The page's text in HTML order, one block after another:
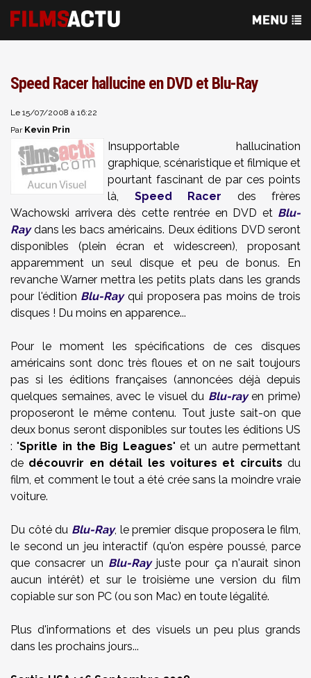
Speed Racer hallucine en DVD et Blu-Ray
Le 15/07/2008 à 16:22
Par Kevin Prin
Insupportable hallucination
graphique, scénaristique et filmique et
pourtant fascinant de par ces points
là, Speed Racer des frères
Wachowski arrivera dès cette rentrée en DVD et Blu-
Raydans les bacs américains. Deux éditions DVD seront
disponibles (plein écran et widescreen), proposant
apparemment un seul disque et peu de bonus. En
revanche Warner mettra les petits plats dans les grands
pour l'édition Blu-Rayqui proposera pas moins de trois
disques ! Du moins en apparence...
Pour le moment les spécifications de ces disques
américains sont donc très floues et on ne sait toujours
pas si les éditions françaises (annoncées déjà depuis
quelques semaines, avec le visuel du Blu-rayen prime)
proposeront le même contenu. Tout juste sait-on que
deux bonus seront disponibles sur toutes les éditions US
: "Spritle in the Big Leagues" et un autre permettant
de découvrir en détail les voitures et circuits du
film, et comment le tout a été crée sans la moindre vraie
voiture.
Du côté du Blu-Ray, le premier disque proposera le film,
le second un jeu interactif (qu'on espère poussé, parce
que consacrer un Blu-Rayjuste pour ça n'aurait sinon
aucun intérêt) et sur le troisième une version du film
copiable sur son PC (ou son Mac) en toute légalité.
Plus d'informations et des visuels un peu plus grands
dans les prochains jours...